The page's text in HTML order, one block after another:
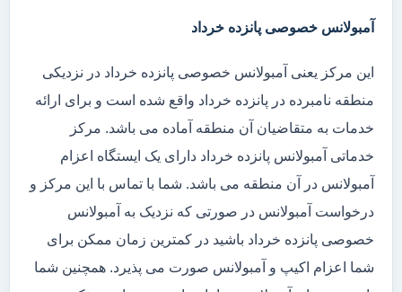
آمبولانس خصوصی پانزده خرداد
این مرکز یعنی آمبولانس خصوصی پانزده خرداد در نزدیکی
منطقه نامبرده در پانزده خرداد واقع شده است و برای ارائه
خدمات به متقاضیان آن منطقه آماده می باشد. مرکز
خدماتی آمبولانس پانزده خرداد دارای یک ایستگاه اعزام
آمبولانس در آن منطقه می باشد. شما با تماس با این مرکز و
درخواست آمبولانس در صورتی که نزدیک به آمبولانس
خصوصی پانزده خرداد باشید در کمترین زمان ممکن برای
شما اعزام اکیپ و آمبولانس صورت می پذیرد. همچنین شما